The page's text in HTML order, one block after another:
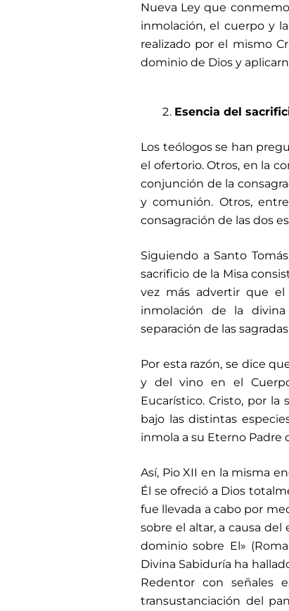
Nueva Ley que
inmolación, el cuerpo y
realizado por el mismo
dominio de Dios y
Esencia del
Los teólogos se han
el ofertorio. Otros, en la
conjunción de la
y comunión. Otros,
consagración de las dos
Siguiendo a Santo
sacrificio de la Misa
vez más advertir que el
inmolación de la
separación de las
Por esta razón, se dice
y del vino en el
Eucarístico. Cristo, por
bajo las distintas
inmola a su Eterno Padre
Así, Pio XII en la misma
Él se ofreció a Dios
fue llevada a cabo por
sobre el altar, a causa
dominio sobre El»
Divina Sabiduría ha
Redentor con señales
transustanciación del